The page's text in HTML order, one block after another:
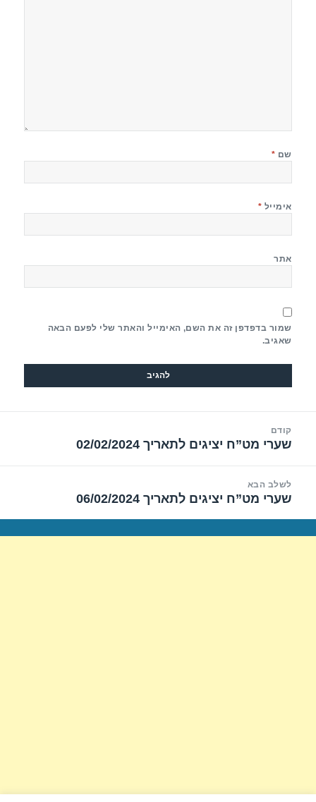
שם *
אימייל *
אתר
שמור בדפדפן זה את השם, האימייל והאתר שלי לפעם הבאה
שאגיב.
קודם
הפוסט
שערי מט”ח יציגים לתאריך 02/02/2024
לשלב הבא
הפוסט
שערי מט”ח יציגים לתאריך 06/02/2024